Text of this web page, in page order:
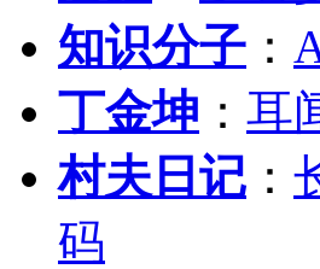
知识分子 ：
丁金坤 ： 耳
村夫日记 ：
码